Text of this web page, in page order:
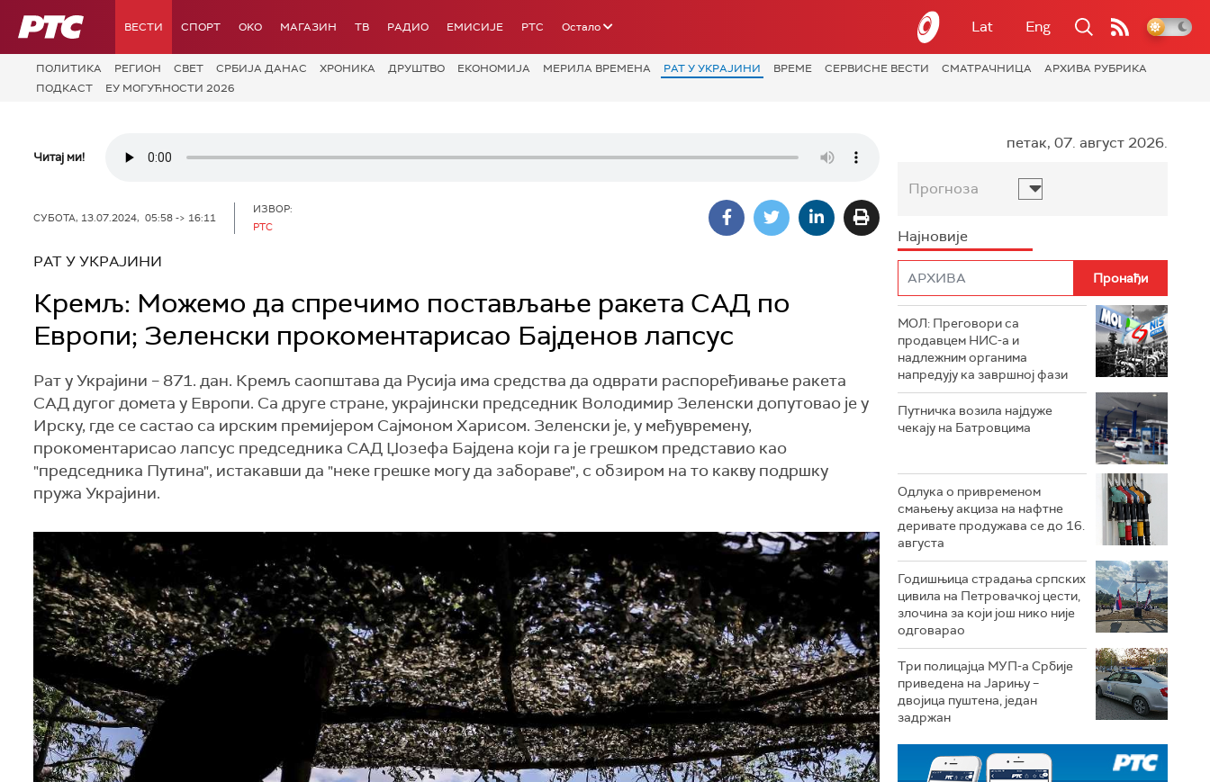
РТС ВЕСТИ СПОРТ OKO МАГАЗИН ТВ РАДИО ЕМИСИЈЕ РТС Остало Lat Eng
ПОЛИТИКА РЕГИОН СВЕТ СРБИЈА ДАНАС ХРОНИКА ДРУШТВО ЕКОНОМИЈА МЕРИЛА ВРЕМЕНА РАТ У УКРАЈИНИ ВРЕМЕ СЕРВИСНЕ ВЕСТИ СМАТРАЧНИЦА
АРХИВА РУБРИКА
ПОДКАСТ
ЕУ МОГУЋНОСТИ 2026
Читај ми!
СУБОТА, 13.07.2024, 05:58 -> 16:11
ИЗВОР:
РТС
РАТ У УКРАЈИНИ
Кремљ: Можемо да спречимо постављање ракета САД по
Европи; Зеленски прокоментарисао Бајденов лапсус
Рат у Украјини – 871. дан. Кремљ саопштава да Русија има средства да одврати распоређивање ракета
САД дугог домета у Европи. Са друге стране, украјински председник Володимир Зеленски допутовао је у
Ирску, где се састао са ирским премијером Сајмоном Харисом. Зеленски је, у међувремену,
прокоментарисао лапсус председника САД Џозефа Бајдена који га је грешком представио као
"председника Путина", истакавши да "неке грешке могу да забораве", с обзиром на то какву подршку
пружа Украјини.
петак, 07. август 2026.
Прогноза
Најновије
МОЛ: Преговори са
продавцем НИС-а и
надлежним органима
напредују ка завршној фази
Путничка возила најдуже
чекају на Батровцима
Одлука о привременом
смањењу акциза на нафтне
деривате продужава се до 16.
августа
Годишњица страдања српских
цивила на Петровачкој цести,
злочина за који још нико није
одговарао
Три полицајца МУП-а Србије
приведена на Јарињу –
двојица пуштена, један
задржан